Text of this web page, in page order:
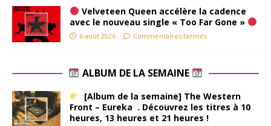
Velveteen Queen accélère la cadence
avec le nouveau single « Too Far Gone »
6 août 2026 Commentaires fermés
ALBUM DE LA SEMAINE
[Album de la semaine] The Western
Front – Eureka . Découvrez les titres à 10
heures, 13 heures et 21 heures !